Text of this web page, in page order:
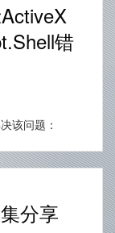
错
该问题：
分享